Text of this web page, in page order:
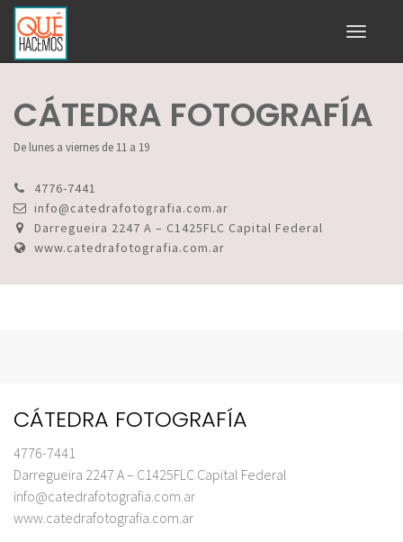
Toggle
CÁTEDRA FOTOGRAFÍA
De lunes a viernes de 11 a 19
4776-7441
info@catedrafotografia.com.ar
Darregueira 2247 A – C1425FLC Capital Federal
www.catedrafotografia.com.ar
CÁTEDRA FOTOGRAFÍA
4776-7441
Darregueira 2247 A – C1425FLC Capital Federal
info@catedrafotografia.com.ar
www.catedrafotografia.com.ar